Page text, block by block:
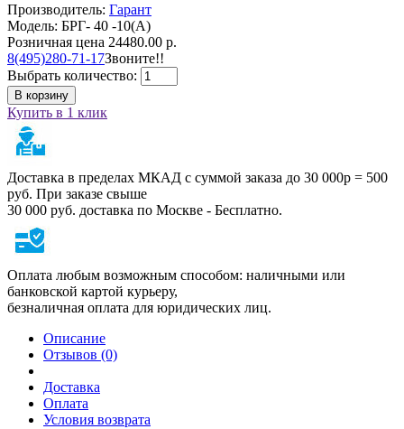
Производитель: Гарант
Модель: БРГ- 40 -10(А)
Розничная цена 24480.00 р.
8(495)280-71-17Звоните!!
Выбрать количество:
В корзину
Купить в 1 клик
Доставка в пределах МКАД с суммой заказа до 30 000р = 500
руб. При заказе свыше
30 000 руб. доставка по Москве - Бесплатно.
Оплата любым возможным способом: наличными или
банковской картой курьеру,
безналичная оплата для юридических лиц.
Описание
Отзывов (0)
Доставка
Оплата
Условия возврата